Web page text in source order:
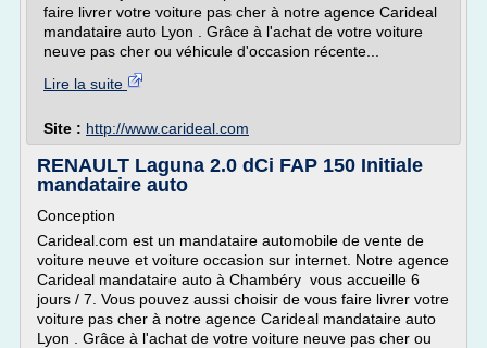
faire livrer votre voiture pas cher à notre agence Carideal
mandataire auto Lyon . Grâce à l'achat de votre voiture
neuve pas cher ou véhicule d'occasion récente...
Lire la suite
Site : http://www.carideal.com
RENAULT Laguna 2.0 dCi FAP 150 Initiale
mandataire auto
Conception
Carideal.com est un mandataire automobile de vente de
voiture neuve et voiture occasion sur internet. Notre agence
Carideal mandataire auto à Chambéry vous accueille 6
jours / 7. Vous pouvez aussi choisir de vous faire livrer votre
voiture pas cher à notre agence Carideal mandataire auto
Lyon . Grâce à l'achat de votre voiture neuve pas cher ou